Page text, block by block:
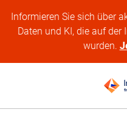
Informieren Sie sich über
Daten und KI, die auf
wurden.